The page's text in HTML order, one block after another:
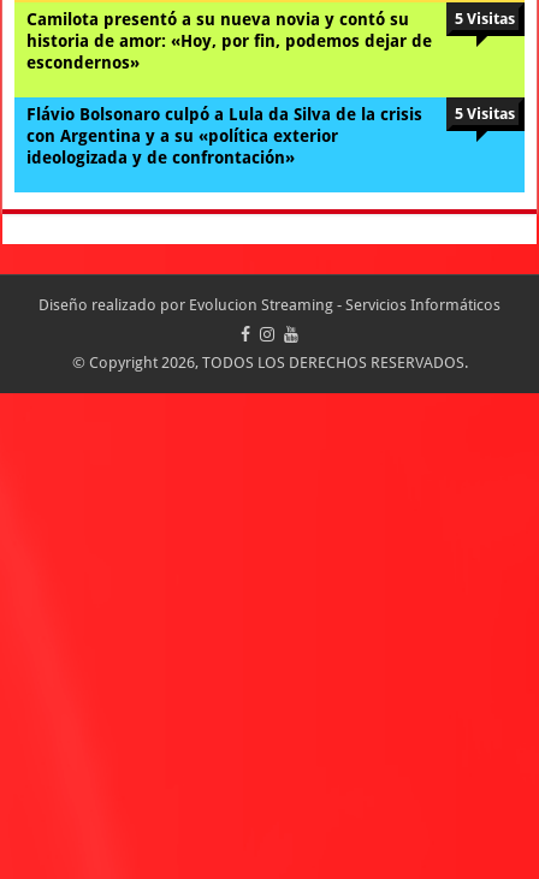
Camilota presentó a su nueva novia y contó su
historia de amor: «Hoy, por fin, podemos dejar de
escondernos»
5 Visitas
Flávio Bolsonaro culpó a Lula da Silva de la crisis
con Argentina y a su «política exterior
ideologizada y de confrontación»
5 Visitas
Diseño realizado por Evolucion Streaming - Servicios Informáticos
© Copyright 2026, TODOS LOS DERECHOS RESERVADOS.